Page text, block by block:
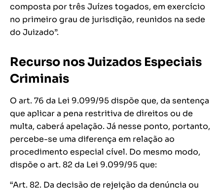
composta por três Juízes togados, em exercício
no primeiro grau de jurisdição, reunidos na sede
do Juizado”.
Recurso nos Juizados Especiais
Criminais
O art. 76 da Lei 9.099/95 dispõe que, da sentença
que aplicar a pena restritiva de direitos ou de
multa, caberá apelação. Já nesse ponto, portanto,
percebe-se uma diferença em relação ao
procedimento especial cível. Do mesmo modo,
dispõe o art. 82 da Lei 9.099/95 que:
“Art. 82. Da decisão de rejeição da denúncia ou